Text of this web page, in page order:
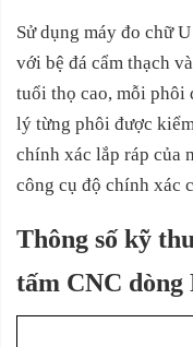
Sử dụng máy đo chữ
với bệ đá cẩm thạch
tuổi thọ cao, mỗi phôi
lý từng phôi được
chính xác lắp ráp của
công cụ độ chính xác
Thông số kỹ
tấm CNC dòng